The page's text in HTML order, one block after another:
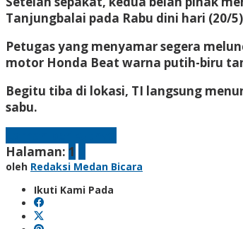
Tanjungbalai pada Rabu dini hari (20/
Petugas yang menyamar segera
motor Honda Beat warna putih-biru
Begitu tiba di lokasi, TI langsung
sabu.
Halaman: 1
oleh Redaksi Medan Bicara
Ikuti Kami Pada